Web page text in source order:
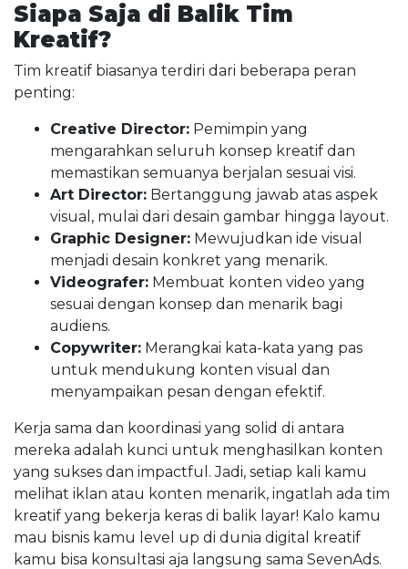
Siapa Saja di Balik Tim
Kreatif?
Tim kreatif biasanya terdiri dari beberapa peran
penting:
Creative Director: Pemimpin yang
mengarahkan seluruh konsep kreatif dan
memastikan semuanya berjalan sesuai visi.
Art Director: Bertanggung jawab atas aspek
visual, mulai dari desain gambar hingga layout.
Graphic Designer: Mewujudkan ide visual
menjadi desain konkret yang menarik.
Videografer: Membuat konten video yang
sesuai dengan konsep dan menarik bagi
audiens.
Copywriter: Merangkai kata-kata yang pas
untuk mendukung konten visual dan
menyampaikan pesan dengan efektif.
Kerja sama dan koordinasi yang solid di antara
mereka adalah kunci untuk menghasilkan konten
yang sukses dan impactful. Jadi, setiap kali kamu
melihat iklan atau konten menarik, ingatlah ada tim
kreatif yang bekerja keras di balik layar! Kalo kamu
mau bisnis kamu level up di dunia digital kreatif
kamu bisa konsultasi aja langsung sama SevenAds.